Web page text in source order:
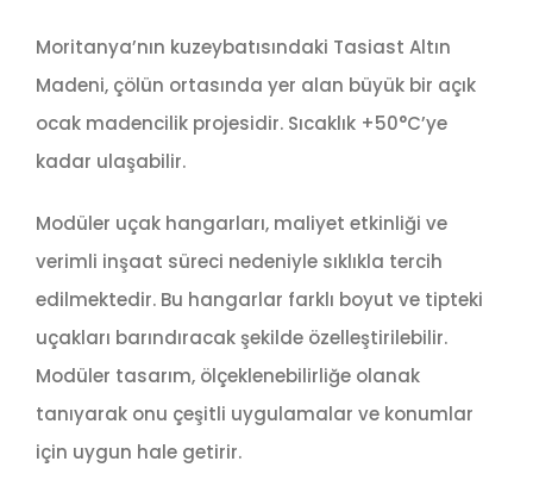
Moritanya’nın kuzeybatısındaki Tasiast Altın
Madeni, çölün ortasında yer alan büyük bir açık
ocak madencilik projesidir. Sıcaklık +50°C’ye
kadar ulaşabilir.
Modüler uçak hangarları, maliyet etkinliği ve
verimli inşaat süreci nedeniyle sıklıkla tercih
edilmektedir. Bu hangarlar farklı boyut ve tipteki
uçakları barındıracak şekilde özelleştirilebilir.
Modüler tasarım, ölçeklenebilirliğe olanak
tanıyarak onu çeşitli uygulamalar ve konumlar
için uygun hale getirir.